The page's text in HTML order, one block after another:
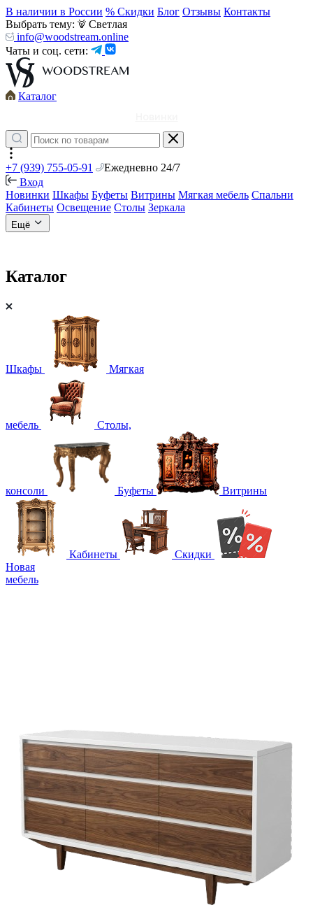
В наличии в России % Скидки Блог Отзывы Контакты
Выбрать тему:
Светлая
info@woodstream.online
Чаты и соц. сети:
Каталог
+7 (939) 755-05-91
Ежедневно 24/7
Вход
Новинки Шкафы Буфеты Витрины Мягкая мебель Спальни
Кабинеты Освещение Столы Зеркала
Ещё
Каталог
Шкафы Мягкая
мебель Столы,
консоли Буфеты Витрины
Кабинеты
Скидки
Новая
мебель